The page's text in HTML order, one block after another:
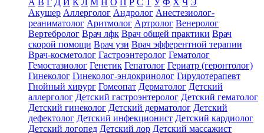
А В Г Д И К Л М Н О П Р С Т У Ф Х Ч Э
Акушер Аллерголог Андролог Анестезиолог-
реаниматолог Аритмолог Артролог Венеролог
Вертебролог Врач лфк Врач общей практики Врач
скорой помощи Врач узи Врач эфферентной терапии
Врач-косметолог Гастроэнтеролог Гематолог
Гемостазиолог Генетик Гепатолог Гериатр (геронтолог)
Гинеколог Гинеколог-эндокринолог Гирудотерапевт
Гнойный хирург Гомеопат Дерматолог Детский
аллерголог Детский гастроэнтеролог Детский гематолог
Детский гинеколог Детский дерматолог Детский
дефектолог Детский инфекционист Детский кардиолог
Детский логопед Детский лор Детский массажист